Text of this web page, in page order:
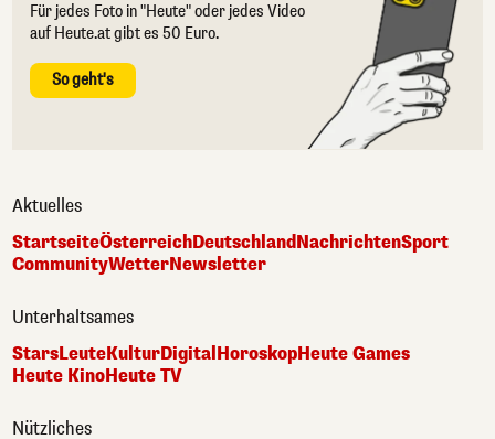
Für jedes Foto in "Heute" oder jedes Video
auf Heute.at gibt es 50 Euro.
So geht's
Aktuelles
StartseiteÖsterreichDeutschlandNachrichtenSport
CommunityWetterNewsletter
Unterhaltsames
StarsLeuteKulturDigital HoroskopHeute Games
Heute KinoHeute TV
Nützliches